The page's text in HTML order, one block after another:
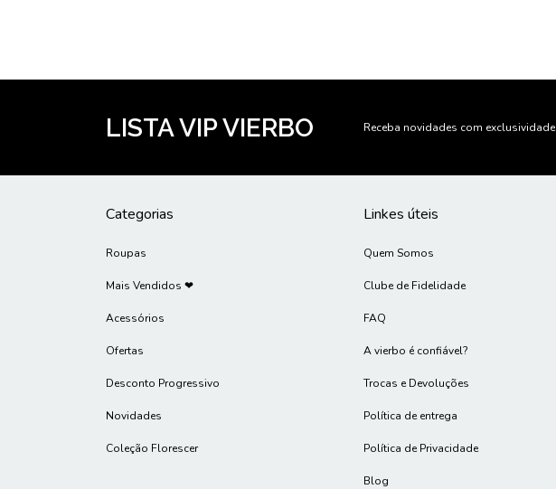
LISTA VIP VIERBO Receba novidades com exclusividade
Categorias
Roupas
Mais Vendidos ❤
Acessórios
Ofertas
Desconto Progressivo
Novidades
Coleção Florescer
Linkes úteis
Quem Somos
Clube de Fidelidade
FAQ
A vierbo é confiável?
Trocas e Devoluções
Política de entrega
Política de Privacidade
Blog